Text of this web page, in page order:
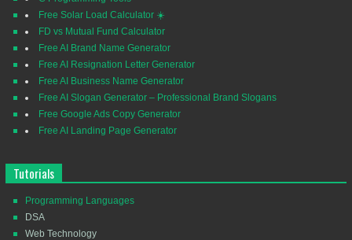
Free Solar Load Calculator ☀️
FD vs Mutual Fund Calculator
Free AI Brand Name Generator
Free AI Resignation Letter Generator
Free AI Business Name Generator
Free AI Slogan Generator – Professional Brand Slogans
Free Google Ads Copy Generator
Free AI Landing Page Generator
Tutorials
Programming Languages
DSA
Web Technology